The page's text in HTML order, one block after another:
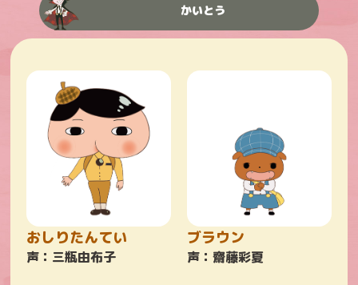
かいとう
おしりたんてい
声：三瓶由布子
ブラウン
声：齋藤彩夏